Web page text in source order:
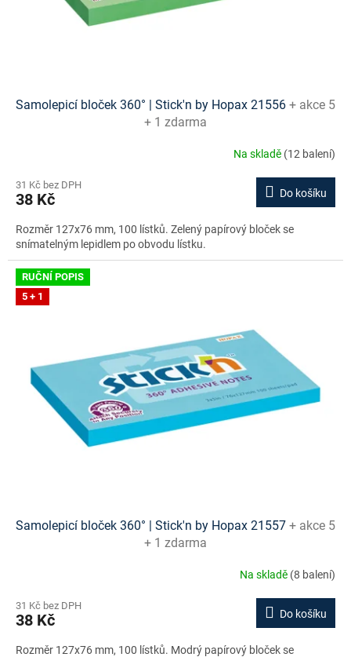
Samolepicí bloček 360° | Stick'n by Hopax 21556 + akce 5
+ 1 zdarma
Na skladě (12 balení)
31 Kč bez DPH
38 Kč Do košíku
Rozměr 127x76 mm, 100 lístků. Zelený papírový bloček se
snímatelným lepidlem po obvodu lístku.
RUČNÍ POPIS
5 + 1
Samolepicí bloček 360° | Stick'n by Hopax 21557 + akce 5
+ 1 zdarma
Na skladě (8 balení)
31 Kč bez DPH
38 Kč Do košíku
Rozměr 127x76 mm, 100 lístků. Modrý papírový bloček se